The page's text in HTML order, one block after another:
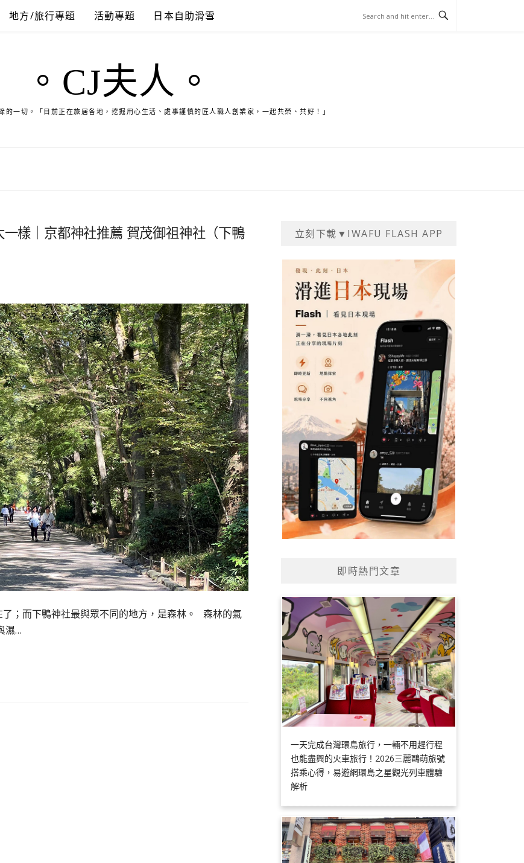
地方/旅行專題 活動專題 日本自助滑雪
。CJ夫人。
的一切。「目前正在旅居各地，挖掘用心生活、處事謹慎的匠人職人創業家，一起共榮、共好！」
樣｜京都神社推薦 賀茂御祖神社（下鴨
；而下鴨神社最與眾不同的地方，是森林。 森林的氣
濕…
立刻下載▼IWAFU FLASH APP
即時熱門文章
一天完成台灣環島旅行，一輛不用趕行程
也能盡興的火車旅行！2026三麗鷗萌旅號
搭乘心得，易遊網環島之星觀光列車體驗
解析